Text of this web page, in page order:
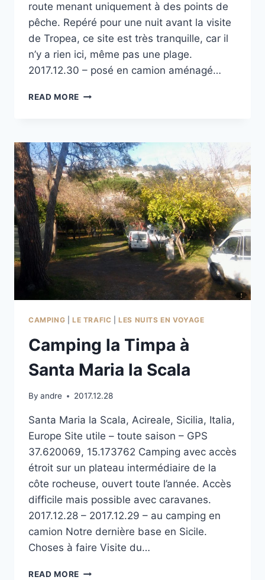
route menant uniquement à des points de
pêche. Repéré pour une nuit avant la visite
de Tropea, ce site est très tranquille, car il
n’y a rien ici, même pas une plage.
2017.12.30 – posé en camion aménagé…
READ MORE LUNGOMARE
CAMPING LE TRAFIC |LES NUITS EN VOYAGE
Camping la Timpa à
Santa Maria la Scala
By andre 2017.12.28
Santa Maria la Scala, Acireale, Sicilia, Italia,
Europe Site utile – toute saison – GPS
37.620069, 15.173762 Camping avec accès
étroit sur un plateau intermédiaire de la
côte rocheuse, ouvert toute l’année. Accès
difficile mais possible avec caravanes.
2017.12.28 – 2017.12.29 – au camping en
camion Notre dernière base en Sicile.
Choses à faire Visite du…
READ MORE CAMPING